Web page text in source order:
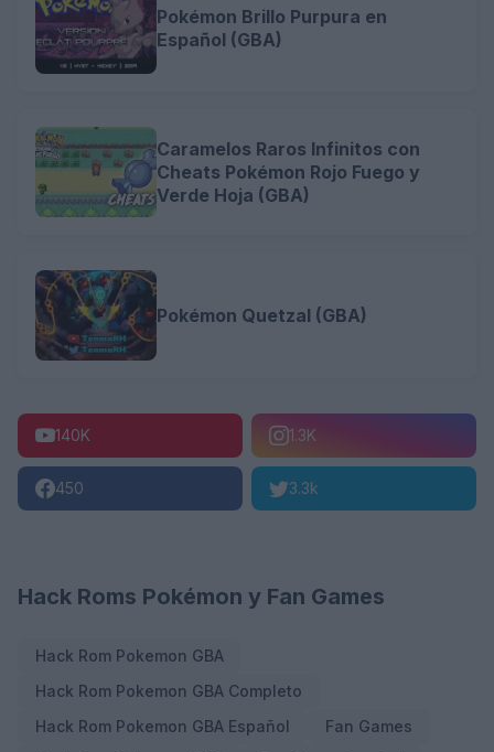
Pokémon Brillo Purpura en
Español (GBA)
Caramelos Raros Infinitos con
Cheats Pokémon Rojo Fuego y
Verde Hoja (GBA)
Pokémon Quetzal (GBA)
140K 1.3K
450 3.3k
Hack Roms Pokémon y Fan Games
Hack Rom Pokemon GBA
Hack Rom Pokemon GBA Completo
Hack Rom Pokemon GBA Español
Fan Games